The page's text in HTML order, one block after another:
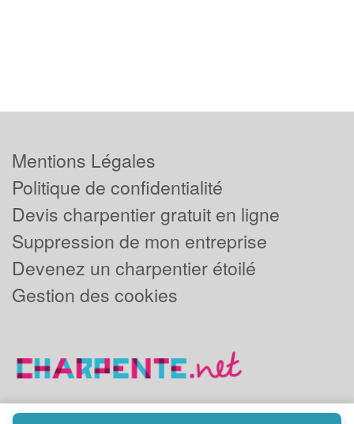
Mentions Légales
Politique de confidentialité
Devis charpentier gratuit en ligne
Suppression de mon entreprise
Devenez un charpentier étoilé
Gestion des cookies